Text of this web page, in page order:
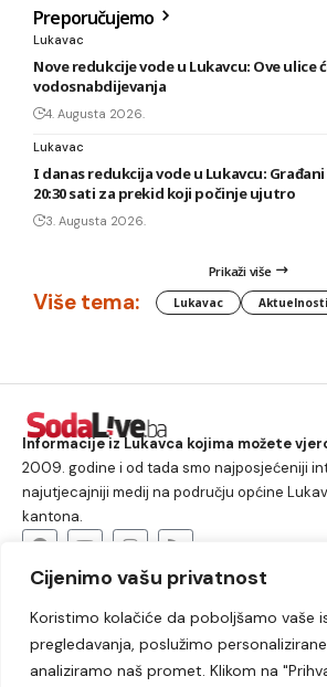
Cijenimo vašu privatnost
Koristimo kolačiće da poboljšamo vaše
pregledavanja, poslužimo
analiziramo naš promet. Klikom na
Preporučujemo
Lukavac
Nove redukcije vode u Lukavcu: Ove ulice
vodosnabdijevanja
4. Augusta 2026.
Lukavac
I danas redukcija vode u Lukavcu:
20:30 sati za prekid koji počinje ujutro
3. Augusta 2026.
Prikaži više
Više tema: Lukavac Aktuelnosti
Informacije iz Lukavca kojima možete
2009. godine i od tada smo najposjećeniji
najutjecajniji medij na području općine
kantona.
Lukavac Društvo Crna hronika
Kultura
Kolumne Slobodno